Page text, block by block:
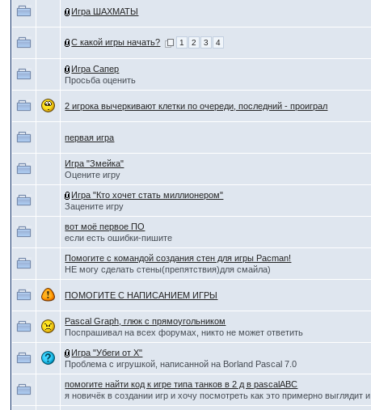
Игра ШАХМАТЫ
С какой игры начать? 1 2 3 4
Игра Сапер
Просьба оценить
2 игрока вычеркивают клетки по очереди, последний - проиграл
первая игра
Игра "Змейка"
Оцените игру
Игра "Кто хочет стать миллионером"
Зацените игру
вот моё первое ПО
если есть ошибки-пишите
Помогите с командой создания стен для игры Pacman!
НЕ могу сделать стены(препятствия)для смайла)
ПОМОГИТЕ С НАПИСАНИЕМ ИГРЫ
Pascal Graph, глюк с прямоугольником
Поспрашивал на всех форумах, никто не может ответить
Игра "Убеги от Х"
Проблема с игрушкой, написанной на Borland Pascal 7.0
помогите найти код к игре типа танков в 2 д в pascalABC
я новичёк в создании игр и хочу посмотреть как это примерно выглядит и